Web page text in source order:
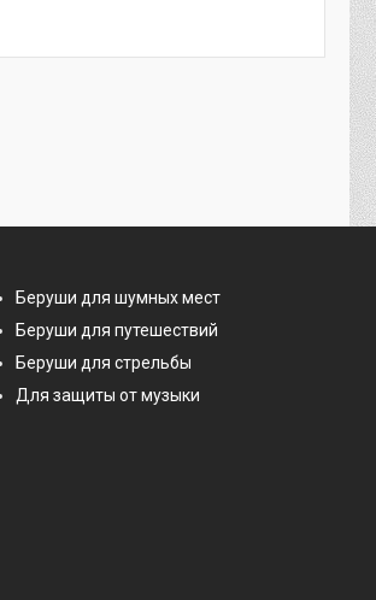
Беруши для шумных мест
Беруши для путешествий
Беруши для стрельбы
Для защиты от музыки